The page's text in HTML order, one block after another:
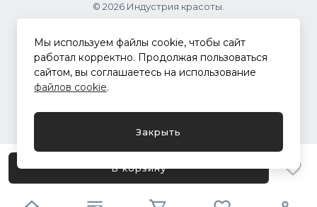
В корзину
© 2026 Индустрия красоты.
.
Политика конфиденциальности
Мы используем файлы cookie, чтобы сайт
работал корректно. Продолжая пользоваться
сайтом, вы соглашаетесь на использование
файлов cookie.
Закрыть